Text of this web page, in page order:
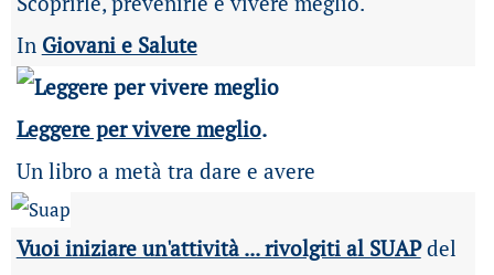
In Giovani e Salute
Leggere per vivere meglio.
Un libro a metà tra dare e avere
Vuoi iniziare un'attività ... rivolgiti al SUAPdel